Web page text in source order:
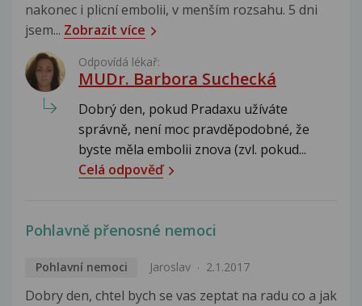
nakonec i plicní embolii, v menším rozsahu. 5 dni
jsem... Zobrazit více
Odpovídá lékař:
MUDr. Barbora Suchecká
Dobrý den, pokud Pradaxu užíváte
správně, není moc pravděpodobné, že
byste měla embolii znova (zvl. pokud...
Celá odpověď
Pohlavně přenosné nemoci
Pohlavní nemoci Jaroslav 2.1.2017
Dobry den, chtel bych se vas zeptat na radu co a jak